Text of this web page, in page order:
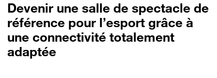
Devenir une salle de spectacle de
référence pour l’esport grâce à
une connectivité totalement
adaptée